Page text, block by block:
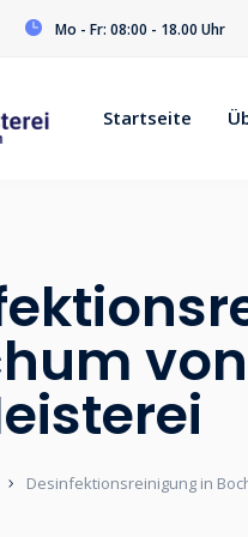
Mo - Fr: 08:00 - 18.00 Uhr
Startseite
von
Desinfektionsreinigung in